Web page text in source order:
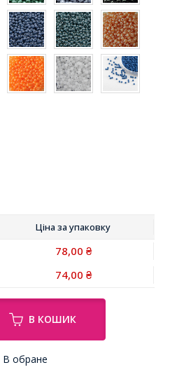
Ціна заупаковку
78,00 ₴
74,00 ₴
В КОШИК
В обране